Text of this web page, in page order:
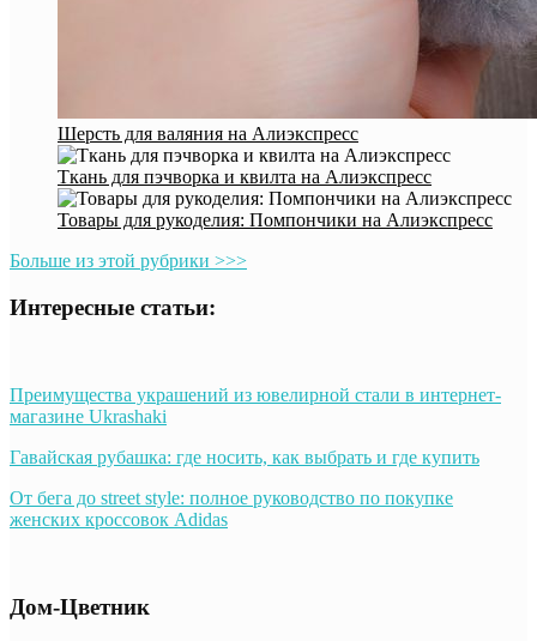
Шерсть для валяния на Алиэкспресс
Ткань для пэчворка и квилта на Алиэкспресс
Товары для рукоделия: Помпончики на Алиэкспресс
Больше из этой рубрики >>>
Интересные статьи:
Преимущества украшений из ювелирной стали в интернет-
магазине Ukrashaki
Гавайская рубашка: где носить, как выбрать и где купить
От бега до street style: полное руководство по покупке
женских кроссовок Adidas
Дом-Цветник